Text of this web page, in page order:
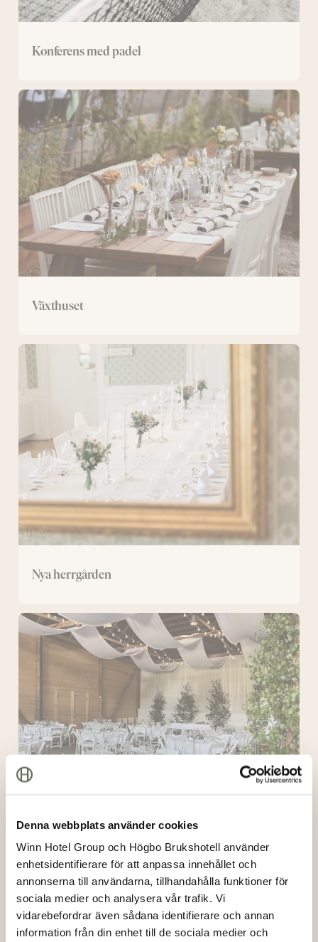
Denna webbplats använder cookies
Winn Hotel Group och Högbo Brukshotell använder
enhetsidentifierare för att anpassa innehållet och
annonserna till användarna, tillhandahålla funktioner för
sociala medier och analysera vår trafik. Vi
vidarebefordrar även sådana identifierare och annan
information från din enhet till de sociala medier och
Konferens med padel
Växthuset
Växthuset
Nya herrgården
Logen
Logen
Träkåtan